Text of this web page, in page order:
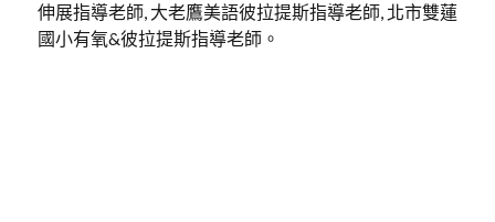
伸展指導老師, 大老鷹美語彼拉提斯指導老師, 北市雙蓮
國小有氧&彼拉提斯指導老師。